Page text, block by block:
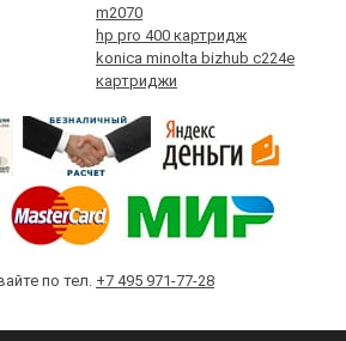
m2070
hp pro 400 картридж
konica minolta bizhub c224e
картриджи
по тел. +7 495 971-77-28